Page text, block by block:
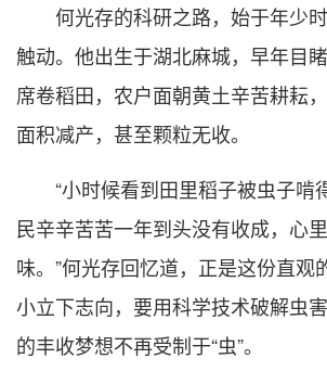
何光存的科研之路，始于年少
触动。他出生于湖北麻城，早年目
席卷稻田，农户面朝黄土辛苦耕耘
面积减产，甚至颗粒无收。
“小时候看到田里稻子被虫子啃
民辛辛苦苦一年到头没有收成，心
味。”何光存回忆道，正是这份直观
小立下志向，要用科学技术破解虫
的丰收梦想不再受制于“虫”。